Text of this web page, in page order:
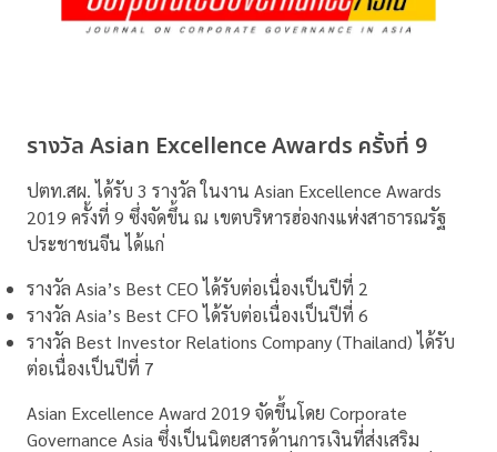
รางวัล Asian Excellence Awards ครั้งที่ 9
ปตท.สผ. ได้รับ 3 รางวัล ในงาน Asian Excellence Awards
2019 ครั้งที่ 9 ซึ่งจัดขึ้น ณ เขตบริหารฮ่องกงแห่งสาธารณรัฐ
ประชาชนจีน ได้แก่
รางวัล Asia’s Best CEO ได้รับต่อเนื่องเป็นปีที่ 2
รางวัล Asia’s Best CFO ได้รับต่อเนื่องเป็นปีที่ 6
รางวัล Best Investor Relations Company (Thailand) ได้รับ
ต่อเนื่องเป็นปีที่ 7
Asian Excellence Award 2019 จัดขึ้นโดย Corporate
Governance Asia ซึ่งเป็นนิตยสารด้านการเงินที่ส่งเสริม